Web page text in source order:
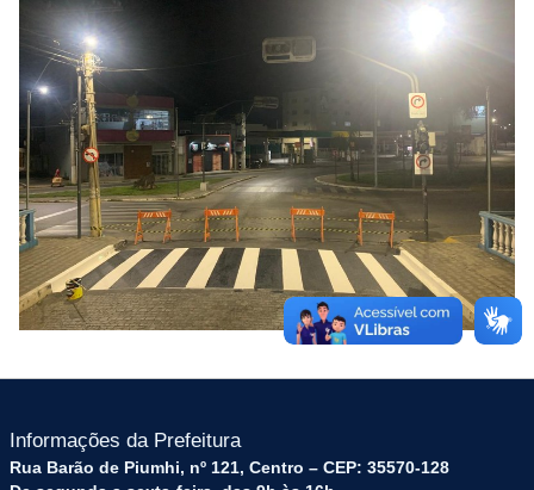
Informações da Prefeitura
Rua Barão de Piumhi, nº 121, Centro – CEP: 35570-128